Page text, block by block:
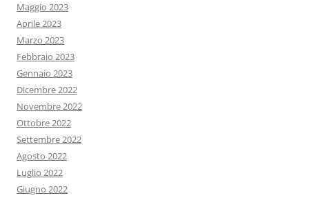
Maggio 2023
Aprile 2023
Marzo 2023
Febbraio 2023
Gennaio 2023
Dicembre 2022
Novembre 2022
Ottobre 2022
Settembre 2022
Agosto 2022
Luglio 2022
Giugno 2022